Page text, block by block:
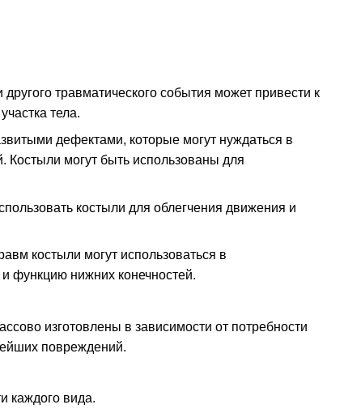
травматического события может привести к
тела.
дефектами, которые могут нуждаться в
Костыли могут быть использованы для
костыли для облегчения движения и
костыли могут использоваться в
функцию нижних конечностей.
изготовлены в зависимости от потребности
повреждений.
каждого вида.